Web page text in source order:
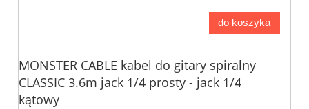
do koszyka
MONSTER CABLE kabel do gitary spiralny
CLASSIC 3.6m jack 1/4 prosty - jack 1/4
kątowy